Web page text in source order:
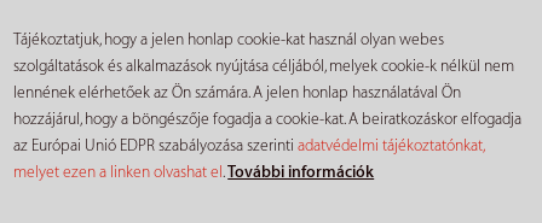
Tájékoztatjuk, hogy a jelen honlap cookie-kat használ olyan webes
szolgáltatások és alkalmazások nyújtása céljából, melyek cookie-k nélkül nem
lennének elérhetőek az Ön számára. A jelen honlap használatával Ön
hozzájárul, hogy a böngészője fogadja a cookie-kat. A beiratkozáskor elfogadja
az Európai Unió EDPR szabályozása szerintiadatvédelmi tájékoztatónkat,
melyet ezen a linken olvashat el.További információk